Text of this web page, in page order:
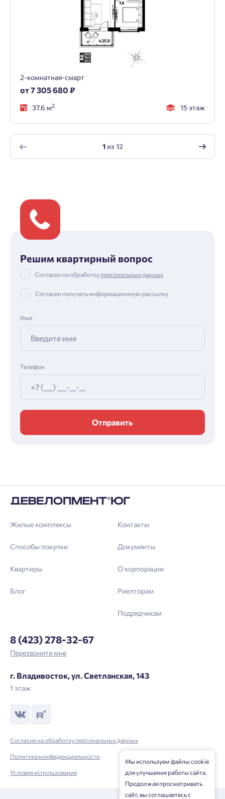
2-комнатная-смарт
от 7 305 680 ₽
37.6 м2 15 этаж
1из12
Решим квартирный вопрос
Согласен на обработку персональных данных
Согласен получать информационную рассылку
Имя
Телефон
Отправить
Жилые комплексы
Способы покупки
Квартиры
Блог
Контакты
Документы
О корпорации
Риелторам
Подрядчикам
8 (423) 278-32-67
Перезвоните мне
г. Владивосток, ул. Светланская, 143
1 этаж
Согласие на обработку персональных данных
Политика конфиденциальности
Условия использования
Мы используем файлы cookie
для улучшения работы сайта.
Продолжая просматривать
сайт, вы соглашаетесь с